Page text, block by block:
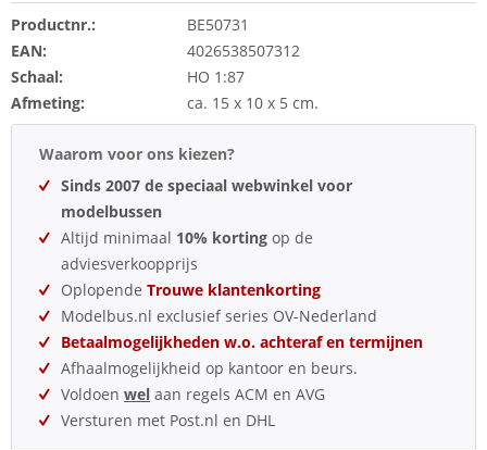
Productnr.:
BE50731
EAN:
4026538507312
Schaal:
HO 1:87
Afmeting:
ca. 15 x 10 x 5 cm.
Waarom voor ons kiezen?
Sinds 2007 de speciaal webwinkel voor
modelbussen
Altijd minimaal 10% korting op de
adviesverkoopprijs
Oplopende Trouwe klantenkorting
Modelbus.nl exclusief series OV-Nederland
Betaalmogelijkheden w.o. achteraf en termijnen
Afhaalmogelijkheid op kantoor en beurs.
Voldoen wel aan regels ACM en AVG
Versturen met Post.nl en DHL